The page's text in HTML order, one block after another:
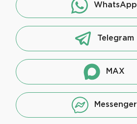
WhatsApp
Telegram
MAX
Messenger